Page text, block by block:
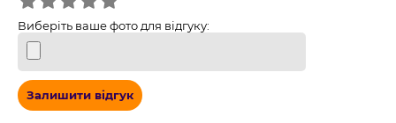
Виберіть ваше фото для відгуку:
Залишити відгук